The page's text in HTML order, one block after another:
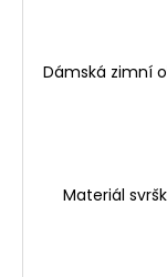
Dámská zimní
Materiál